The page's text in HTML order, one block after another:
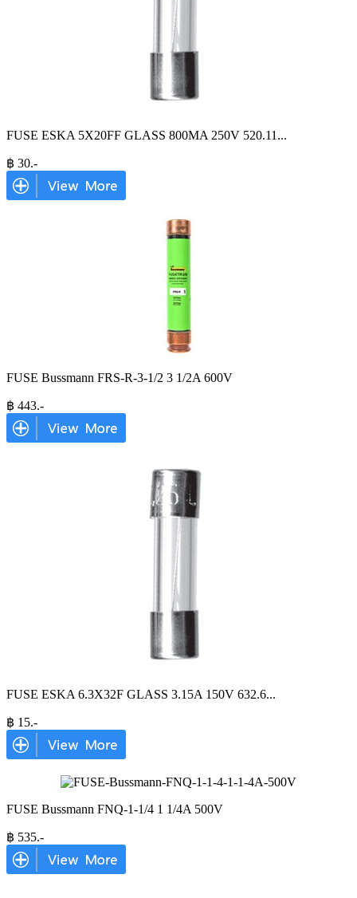
FUSE ESKA 5X20FF GLASS 800MA 250V 520.11 ...
฿ 30.-
FUSE Bussmann FRS-R-3-1/2 3 1/2A 600V
฿ 443.-
FUSE ESKA 6.3X32F GLASS 3.15A 150V 632.6...
฿ 15.-
FUSE Bussmann FNQ-1-1/4 1 1/4A 500V
฿ 535.-